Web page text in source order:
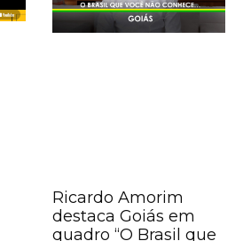
Ricardo Amorim
destaca Goiás em
quadro “O Brasil que